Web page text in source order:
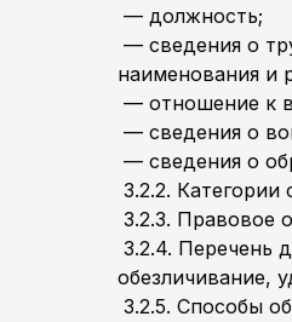
— должность;
— сведения о
наименования и
— отношение к
— сведения о
— сведения о
3.2.2.
3.2.3. Правовое
3.2.4. Перечень
обезличивание,
3.2.5. Способы